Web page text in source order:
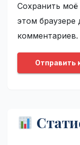
Сохранить моё
этом
комментариев.